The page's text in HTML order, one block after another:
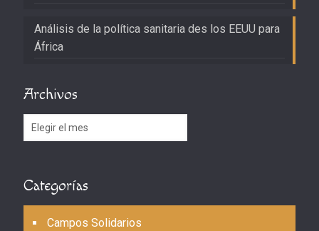
Análisis de la política sanitaria des los EEUU para
África
Archivos
Archivos
Categorías
Campos Solidarios